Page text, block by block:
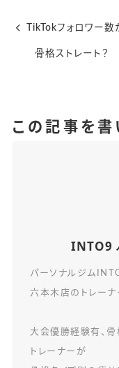
TikTokフォロワー数
骨格ストレート？
この記事を書
INTO9
パーソナルジム
六本木店のトレーナ
大会優勝経験有、
トレーナーが